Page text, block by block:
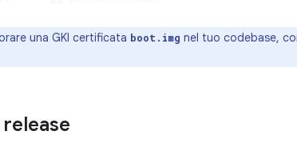
una GKI certificata boot.img nel tuo codebase,